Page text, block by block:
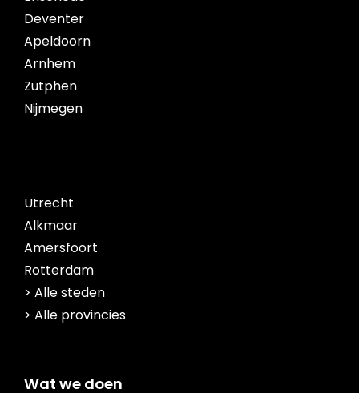
Deventer
Apeldoorn
Arnhem
Zutphen
Nijmegen
Utrecht
Alkmaar
Amersfoort
Rotterdam
> Alle steden
> Alle provincies
Wat we doen